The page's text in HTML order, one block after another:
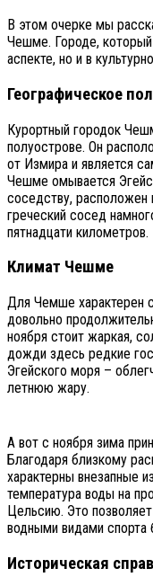
В этом очерке мы
Чешме. Городе, который
аспекте, но и в
Географическое
Курортный городок
полуострове. Он
от Измира и является
Чешме омывается
соседству, расположен
греческий сосед
пятнадцати километров.
Климат Чешме
Для Чемше характерен
довольно
ноября стоит жаркая,
дожди здесь редкие
Эгейского моря –
летнюю жару.
А вот с ноября зима
Благодаря близкому
характерны внезапные
температура воды на
Цельсию. Это
водными видами спорта
Историческая